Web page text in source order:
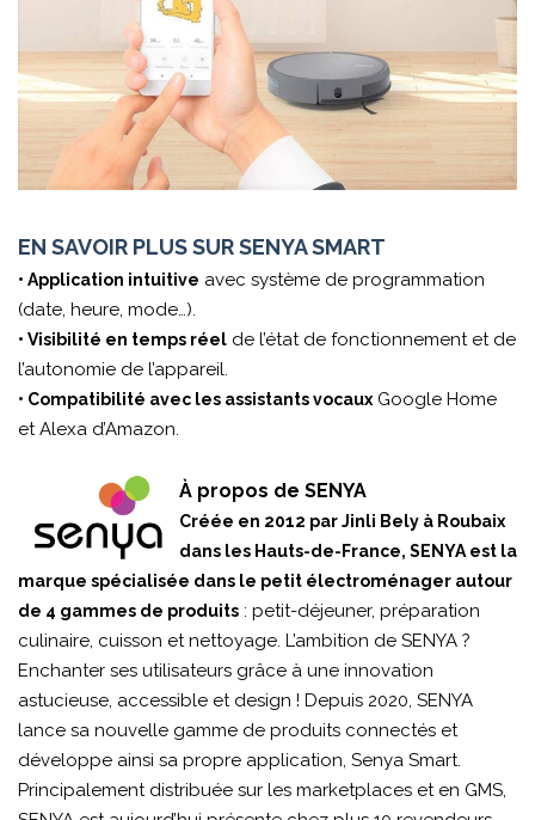
EN SAVOIR PLUS SUR SENYA SMART
• Application intuitive avec système de programmation
(date, heure, mode…).
• Visibilité en temps réel de l’état de fonctionnement et de
l’autonomie de l’appareil.
• Compatibilité avec les assistants vocaux Google Home
et Alexa d’Amazon.
À propos de SENYA
Créée en 2012 par Jinli Bely à Roubaix
dans les Hauts-de-France, SENYA est la
marque spécialisée dans le petit électroménager autour
de 4 gammes de produits : petit-déjeuner, préparation
culinaire, cuisson et nettoyage. L’ambition de SENYA ?
Enchanter ses utilisateurs grâce à une innovation
astucieuse, accessible et design ! Depuis 2020, SENYA
lance sa nouvelle gamme de produits connectés et
développe ainsi sa propre application, Senya Smart.
Principalement distribuée sur les marketplaces et en GMS,